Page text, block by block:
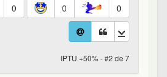
0 0 0
IPTU +50% - #2 de 7